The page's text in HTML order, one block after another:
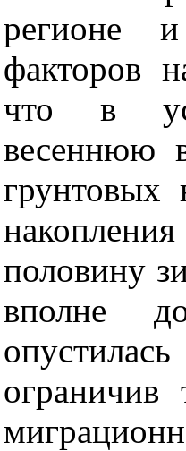
регионе и
факторов
что в
весеннюю
грунтовых
половину
вполне